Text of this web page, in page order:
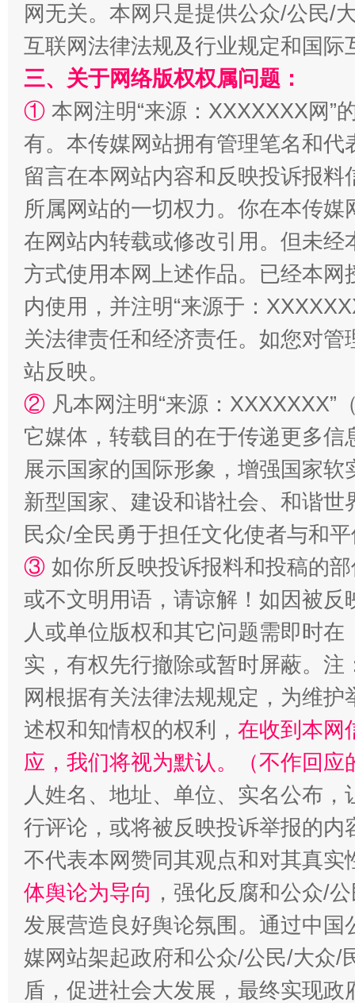
全民健身五年计划来了！等你上场
阿坝州三大球赛在茂县开幕 规模
扯下公款旅游的“隐身衣” 如何以
网无关。本网只是提供公众/公民/
互联网法律法规及行业规定和国
三、关于网络版权权属问题：
① 本网注明“来源：XXXXXXX网”
有。本传媒网站拥有管理笔名和
留言在本网站内容和反映投诉报
所属网站的一切权力。你在本传
在网站内转载或修改引用。但未
方式使用本网上述作品。已经本
内使用，并注明“来源于：
关法律责任和经济责任。如您对
站反映。
② 凡本网注明“来源：
它媒体，转载目的在于传递更多
展示国家的国际形象，增强国家
新型国家、建设和谐社会、和谐
民众/全民勇于担任文化使者与和
③ 如你所反映投诉报料和投稿的
或不文明用语，请谅解！如因被
人或单位版权和其它问题需即时在
实，有权先行撤除或暂时屏蔽。
网根据有关法律法规规定，为维
述权和知情权的权利， 在收到本网
应，我们将视为默认。（不作回应
人姓名、地址、单位、实名公布
行评论，或将被反映投诉举报的
不代表本网赞同其观点和对其真实
体舆论为导向 ，强化反腐和公众/
发展营造良好舆论氛围。通过中
媒网站架起政府和公众/公民/大众/
盾，促进社会大发展，最终实现